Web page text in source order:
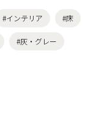
#インテリア #床
#灰・グレー